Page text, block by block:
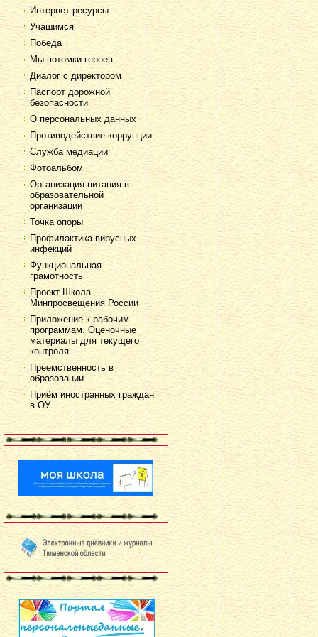
Интернет-ресурсы
Учашимся
Победа
Мы потомки героев
Диалог с директором
Паспорт дорожной
безопасности
О персональных данных
Противодействие коррупции
Служба медиации
Фотоальбом
Организация питания в
образовательной
организации
Точка опоры
Профилактика вирусных
инфекций
Функциональная
грамотность
Проект Школа
Минпросвещения России
Приложение к рабочим
программам. Оценочные
материалы для текущего
контроля
Преемственность в
образовании
Приём иностранных граждан
в ОУ